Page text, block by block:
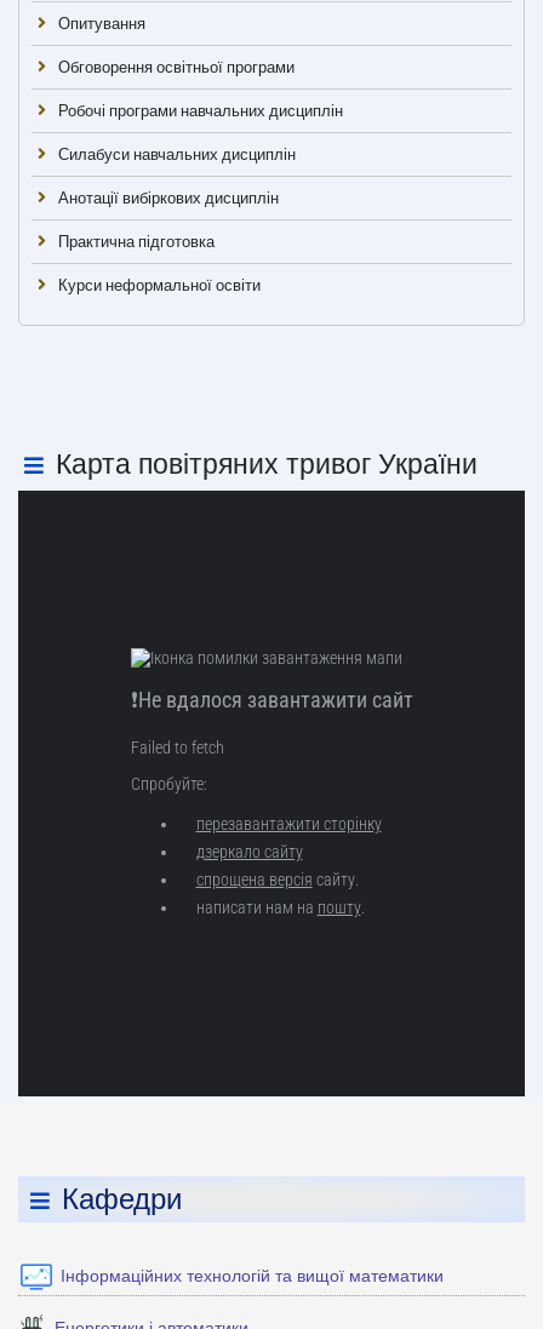
Опитування
Обговорення освітньої програми
Робочі програми навчальних дисциплін
Силабуси навчальних дисциплін
Анотації вибіркових дисциплін
Практична підготовка
Курси неформальної освіти
Карта повітряних тривог України
Кафедри
Інформаційних технологій та вищої математики